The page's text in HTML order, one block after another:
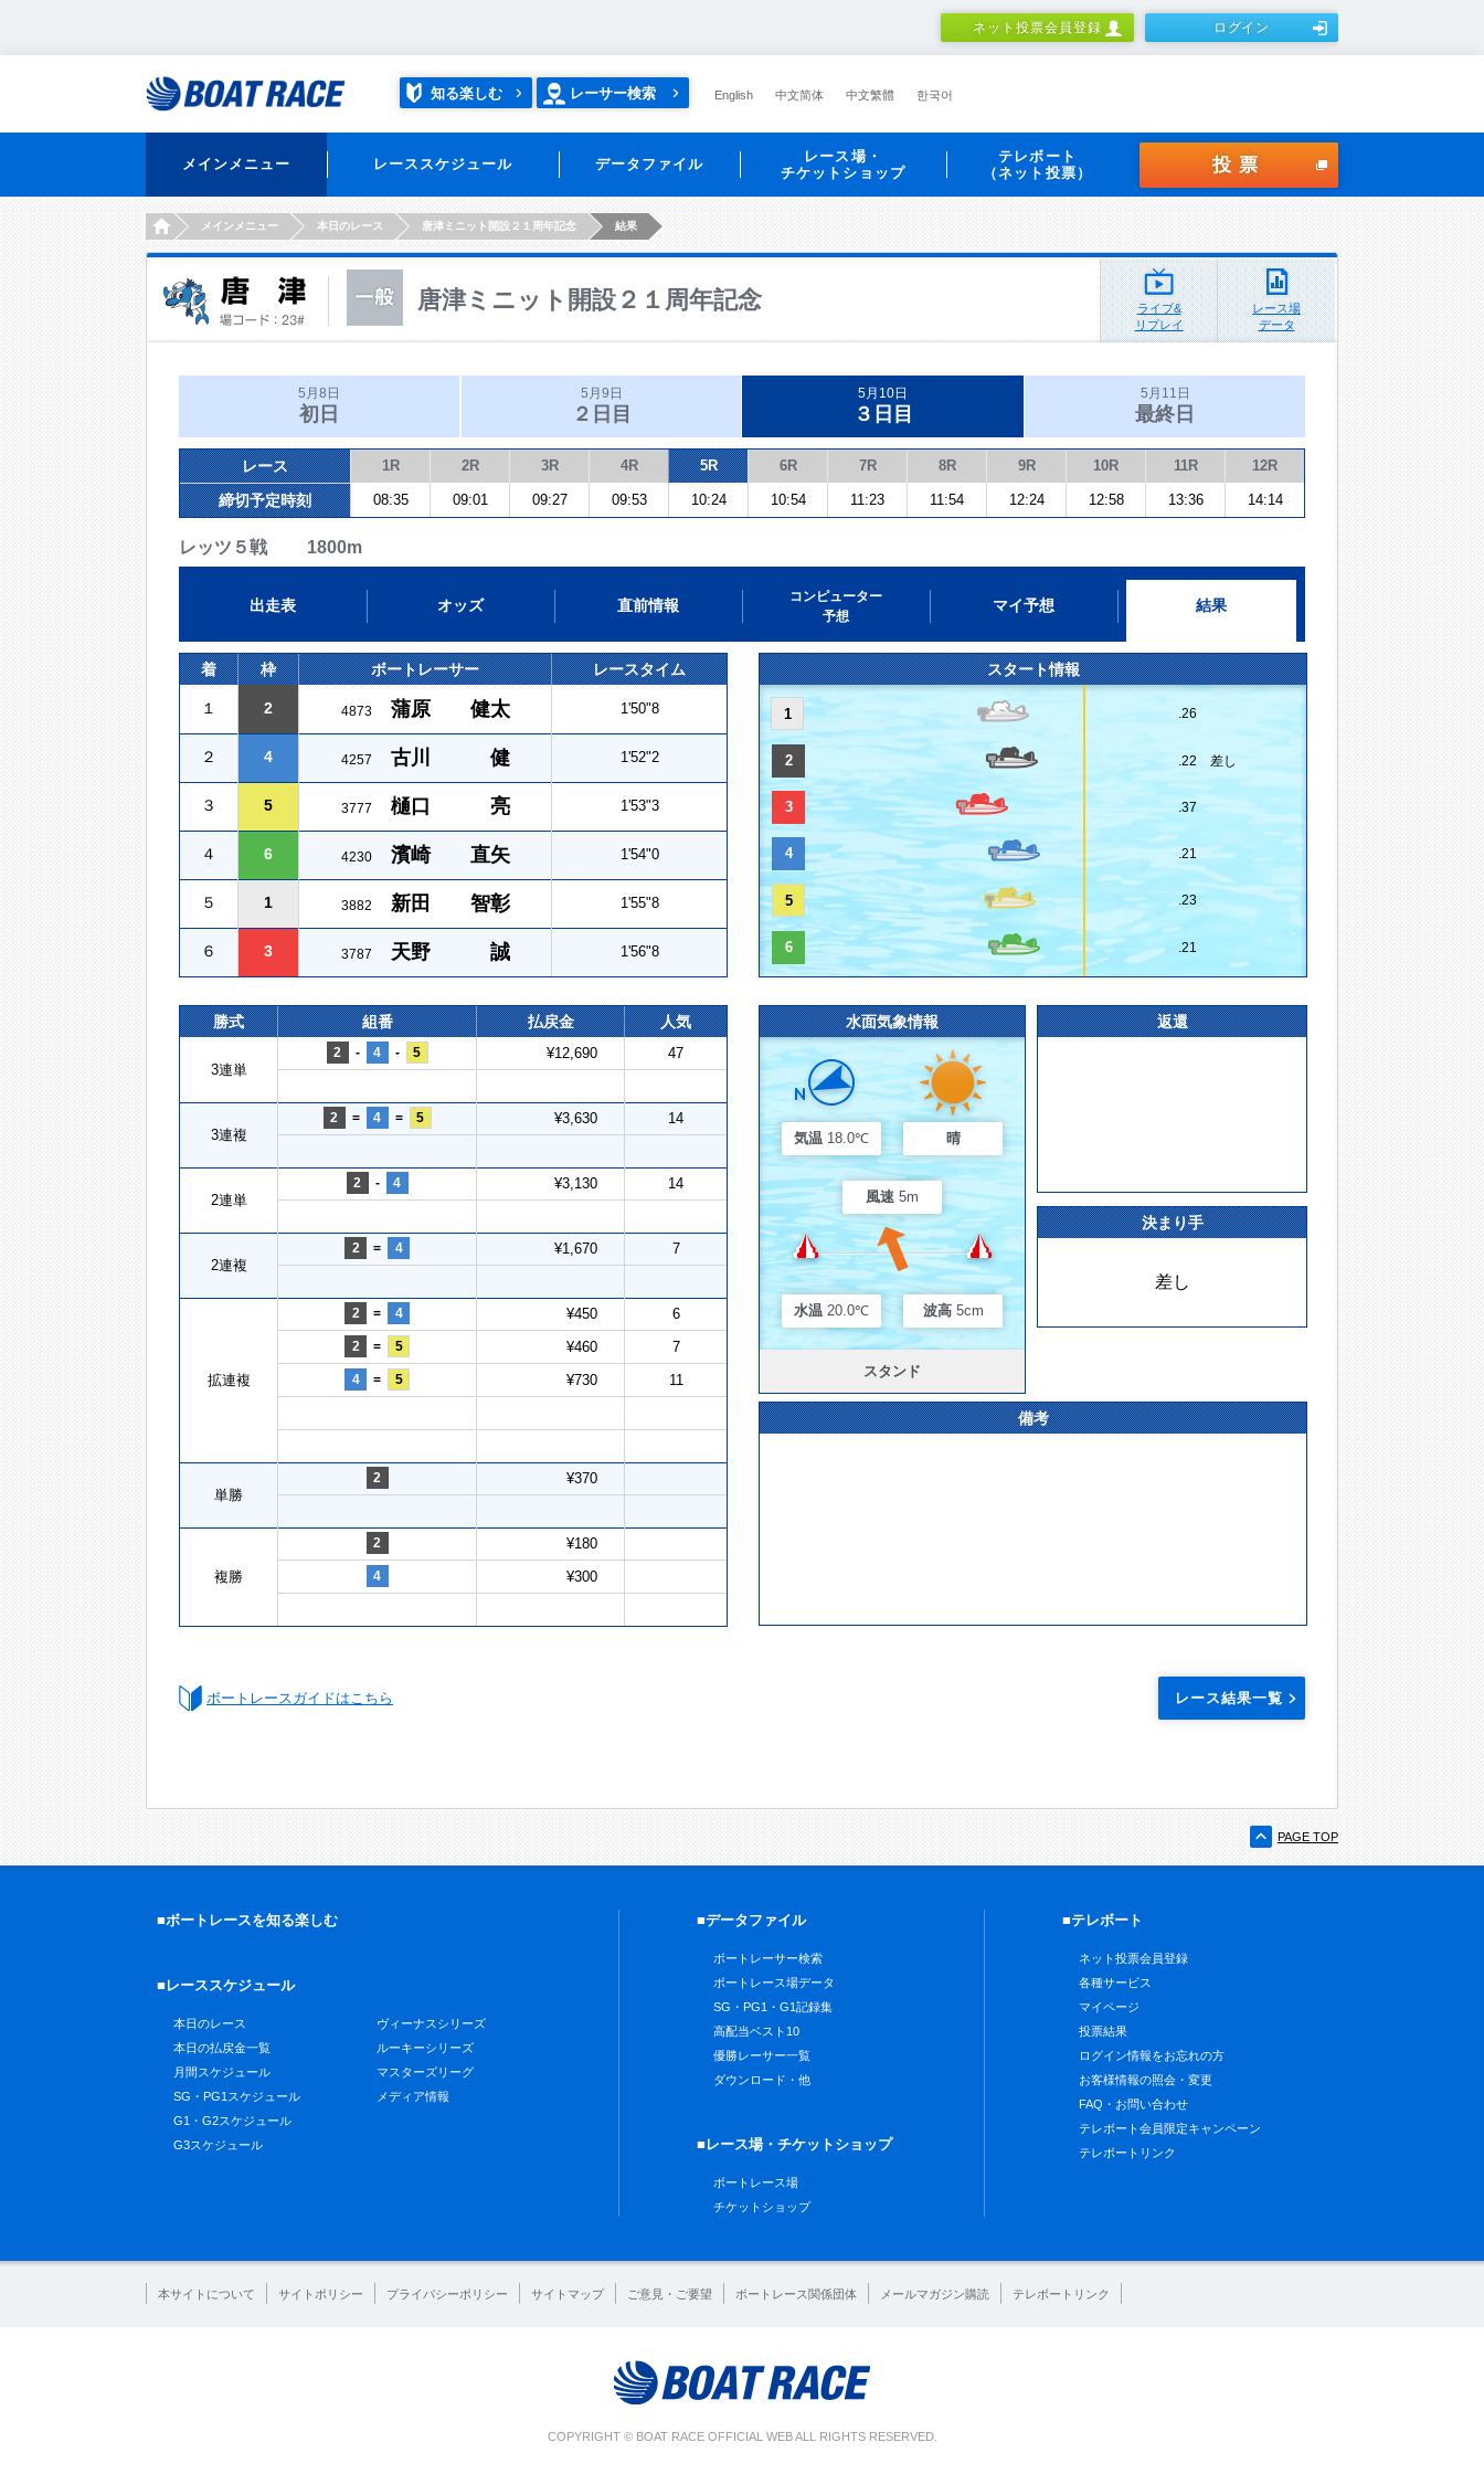
ネット投票会員登録 ログイン
知る楽しむ レーサー検索 English 中文简体 中文繁體 한국어
メインメニュー レーススケジュール データファイル
レース場・
チケットショップ
テレボート
（ネット投票）
投票
HOMEメインメニュー 本日のレース 唐津ミニット開設２１周年記念 結果
唐津ミニット開設２１周年記念
ライブ&
リプレイ
レース場
データ
5月8日
初日
5月9日
２日目
5月10日
３日目
5月11日
最終日
レース 1R 2R 3R 4R 5R 6R 7R 8R 9R 10R 11R 12R
締切予定時刻 08:35 09:01 09:27 09:53 10:24 10:54 11:23 11:54 12:24 12:58 13:36 14:14
レッツ５戦 1800m
出走表 オッズ 直前情報
コンピューター
予想
マイ予想 結果
着 枠 ボートレーサー レースタイム
１ 2 4873 蒲原 健太 1'50"8
２ 4 4257 古川 健 1'52"2
３ 5 3777 樋口 亮 1'53"3
４ 6 4230 濱崎 直矢 1'54"0
５ 1 3882 新田 智彰 1'55"8
６ 3 3787 天野 誠 1'56"8
スタート情報
1 .26
2 .22 差し
3 .37
4 .21
5 .23
6 .21
勝式 組番 払戻金 人気
3連単
2 - 4 - 5 ¥12,690 47
3連複
2 = 4 = 5 ¥3,630 14
2連単
2 - 4 ¥3,130 14
2連複
2 = 4 ¥1,670 7
拡連複
2 = 4 ¥450 6
2 = 5 ¥460 7
4 = 5 ¥730 11
単勝
2 ¥370
複勝
2 ¥180
4 ¥300
水面気象情報
気温 18.0℃ 晴
風速 5m
水温 20.0℃ 波高 5cm
スタンド
返還
決まり手
差し
備考
ボートレースガイドはこちら レース結果一覧
PAGE TOP
■ボートレースを知る楽しむ
■レーススケジュール
本日のレース
本日の払戻金一覧
月間スケジュール
SG・PG1スケジュール
G1・G2スケジュール
G3スケジュール
ヴィーナスシリーズ
ルーキーシリーズ
マスターズリーグ
メディア情報
■データファイル
ボートレーサー検索
ボートレース場データ
SG・PG1・G1記録集
高配当ベスト10
優勝レーサー一覧
ダウンロード・他
■レース場・チケットショップ
ボートレース場
チケットショップ
■テレボート
ネット投票会員登録
各種サービス
マイページ
投票結果
ログイン情報をお忘れの方
お客様情報の照会・変更
FAQ・お問い合わせ
テレボート会員限定キャンペーン
テレボートリンク
本サイトについて サイトポリシー プライバシーポリシー サイトマップ ご意見・ご要望 ボートレース関係団体 メールマガジン購読 テレボートリンク
COPYRIGHT © BOAT RACE OFFICIAL WEB ALL RIGHTS RESERVED.